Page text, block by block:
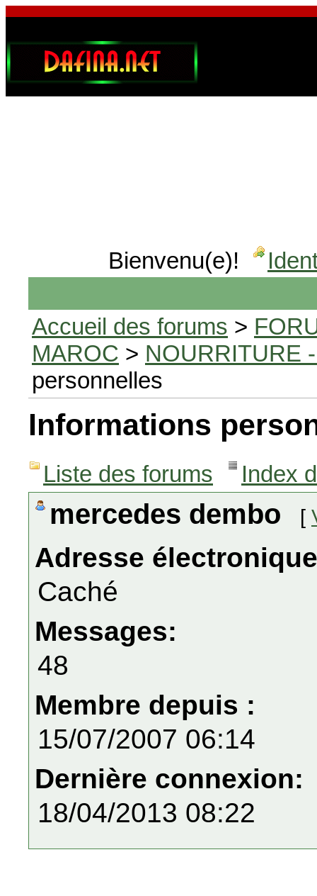
Bienvenu(e)!
Accueil des forums >
MAROC > NOURRITURE
personnelles
Informations
Liste des forums Index
mercedes dembo [
Adresse
Caché
Messages:
48
Membre depuis :
15/07/2007 06:14
Dernière connexion:
18/04/2013 08:22